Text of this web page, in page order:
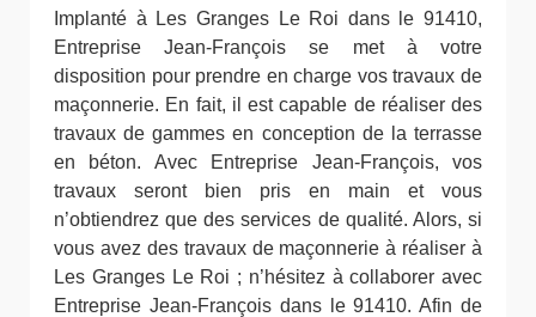
Implanté à Les Granges Le Roi dans le 91410,
Entreprise Jean-François se met à votre
disposition pour prendre en charge vos travaux de
maçonnerie. En fait, il est capable de réaliser des
travaux de gammes en conception de la terrasse
en béton. Avec Entreprise Jean-François, vos
travaux seront bien pris en main et vous
n’obtiendrez que des services de qualité. Alors, si
vous avez des travaux de maçonnerie à réaliser à
Les Granges Le Roi ; n’hésitez à collaborer avec
Entreprise Jean-François dans le 91410. Afin de